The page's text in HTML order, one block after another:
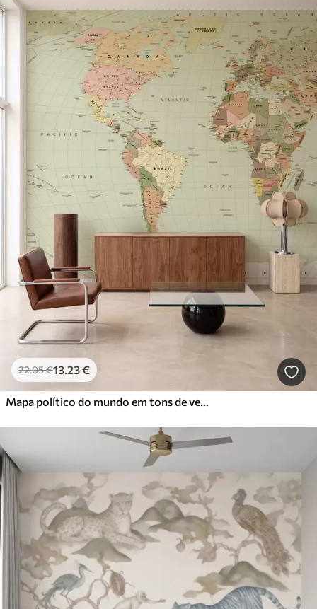
22.05€13.23€
Mapa político do mundo em tons de verde-oliva com bandeiras, em inglês